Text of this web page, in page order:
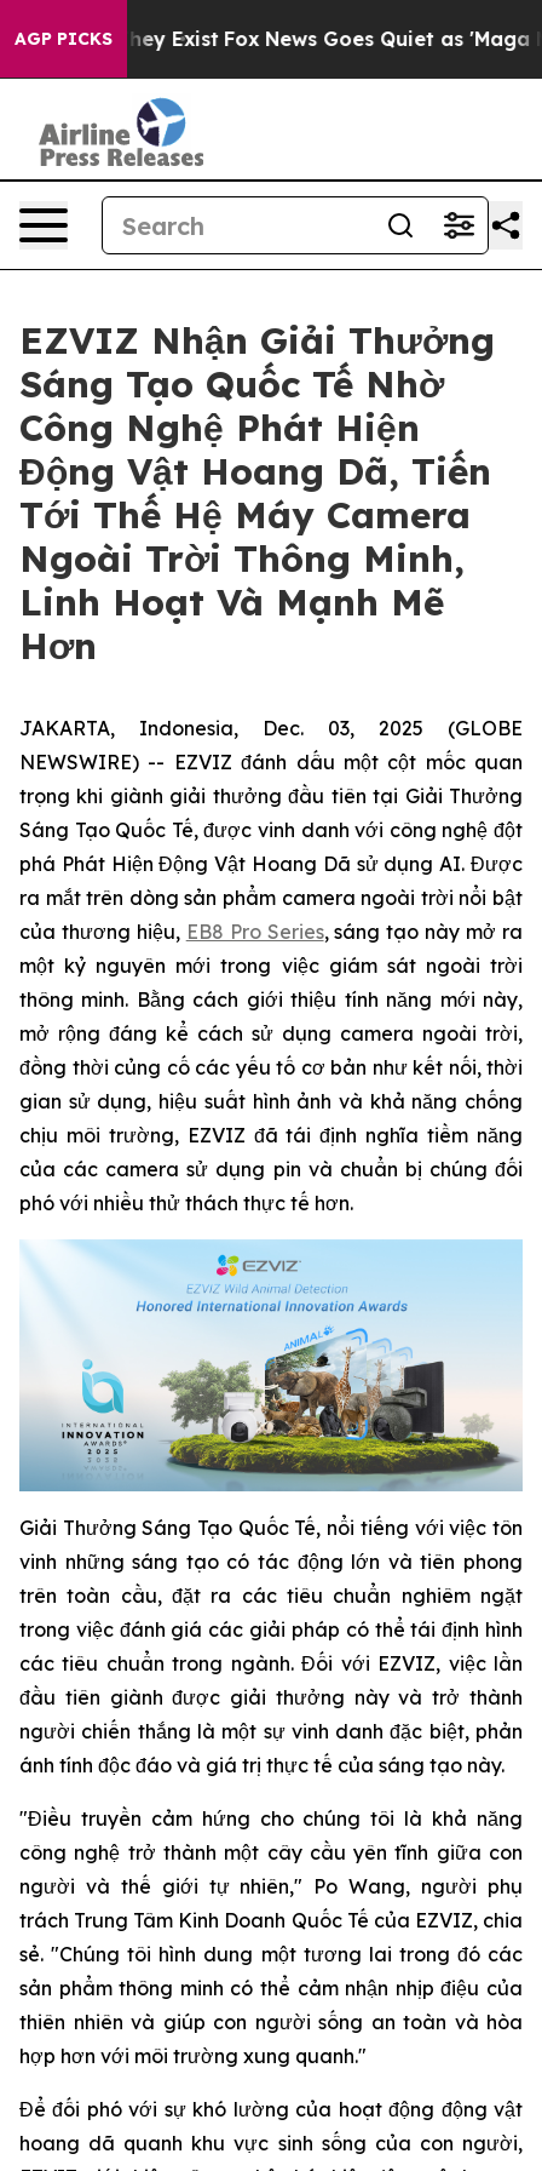
AGP PICKS
They Exist Fox News Goes Quiet as 'Maga
EZVIZ Nhận Giải Thưởng
Sáng Tạo Quốc Tế Nhờ
Công Nghệ Phát Hiện
Động Vật Hoang Dã, Tiến
Tới Thế Hệ Máy Camera
Ngoài Trời Thông Minh,
Linh Hoạt Và Mạnh Mẽ
Hơn
JAKARTA, Indonesia, Dec. 03, 2025 (GLOBE
NEWSWIRE) -- EZVIZ đánh dấu một cột mốc quan
trọng khi giành giải thưởng đầu tiên tại Giải Thưởng
Sáng Tạo Quốc Tế, được vinh danh với công nghệ đột
phá Phát Hiện Động Vật Hoang Dã sử dụng AI. Được
ra mắt trên dòng sản phẩm camera ngoài trời nổi bật
của thương hiệu, EB8 Pro Series, sáng tạo này mở ra
một kỷ nguyên mới trong việc giám sát ngoài trời
thông minh. Bằng cách giới thiệu tính năng mới này,
mở rộng đáng kể cách sử dụng camera ngoài trời,
đồng thời củng cố các yếu tố cơ bản như kết nối, thời
gian sử dụng, hiệu suất hình ảnh và khả năng chống
chịu môi trường, EZVIZ đã tái định nghĩa tiềm năng
của các camera sử dụng pin và chuẩn bị chúng đối
phó với nhiều thử thách thực tế hơn.
Giải Thưởng Sáng Tạo Quốc Tế, nổi tiếng với việc tôn
vinh những sáng tạo có tác động lớn và tiên phong
trên toàn cầu, đặt ra các tiêu chuẩn nghiêm ngặt
trong việc đánh giá các giải pháp có thể tái định hình
các tiêu chuẩn trong ngành. Đối với EZVIZ, việc lần
đầu tiên giành được giải thưởng này và trở thành
người chiến thắng là một sự vinh danh đặc biệt, phản
ánh tính độc đáo và giá trị thực tế của sáng tạo này.
"Điều truyền cảm hứng cho chúng tôi là khả năng
công nghệ trở thành một cây cầu yên tĩnh giữa con
người và thế giới tự nhiên," Po Wang, người phụ
trách Trung Tâm Kinh Doanh Quốc Tế của EZVIZ, chia
sẻ. "Chúng tôi hình dung một tương lai trong đó các
sản phẩm thông minh có thể cảm nhận nhịp điệu của
thiên nhiên và giúp con người sống an toàn và hòa
hợp hơn với môi trường xung quanh."
Để đối phó với sự khó lường của hoạt động động vật
hoang dã quanh khu vực sinh sống của con người,